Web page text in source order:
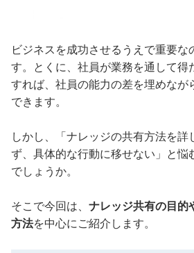
ビジネスを成功させるうえで重要な
す。とくに、社員が業務を通して得
すれば、社員の能力の差を埋めなが
できます。
しかし、「ナレッジの共有方法を詳
ず、具体的な行動に移せない」と悩
でしょうか。
そこで今回は、 ナレッジ共有の目的
方法を中心にご紹介します。